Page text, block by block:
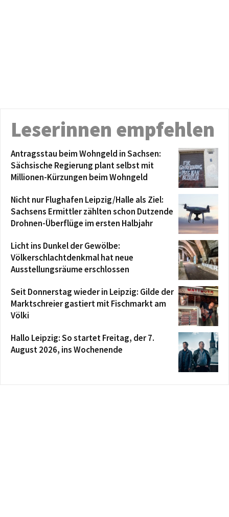
Leserinnen empfehlen
Antragsstau beim Wohngeld in Sachsen:
Sächsische Regierung plant selbst mit
Millionen-Kürzungen beim Wohngeld
Nicht nur Flughafen Leipzig/Halle als Ziel:
Sachsens Ermittler zählten schon Dutzende
Drohnen-Überflüge im ersten Halbjahr
Licht ins Dunkel der Gewölbe:
Völkerschlachtdenkmal hat neue
Ausstellungsräume erschlossen
Seit Donnerstag wieder in Leipzig: Gilde der
Marktschreier gastiert mit Fischmarkt am
Völki
Hallo Leipzig: So startet Freitag, der 7.
August 2026, ins Wochenende